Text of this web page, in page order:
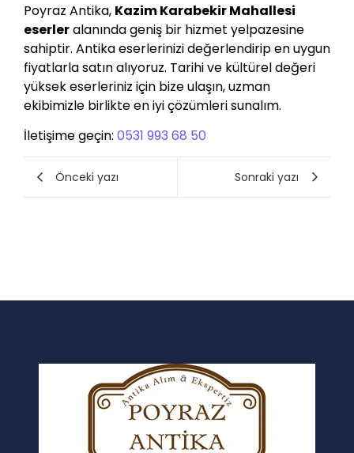
Poyraz Antika, Kazim Karabekir Mahallesi
eserleralanında geniş bir hizmet yelpazesine
sahiptir. Antika eserlerinizi değerlendirip en uygun
fiyatlarla satın alıyoruz. Tarihi ve kültürel değeri
yüksek eserleriniz için bize ulaşın, uzman
ekibimizle birlikte en iyi çözümleri sunalım.
İletişime geçin: 0531 993 68 50
Önceki yazı Sonraki yazı